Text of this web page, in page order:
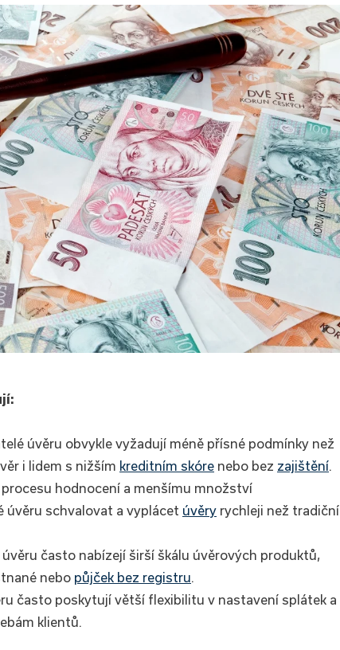
úvěru obvykle vyžadují méně přísné podmínky než
i lidem s nižším kreditním skóre nebo bez zajištění
hodnocení a menšímu množství
schvalovat a vyplácet úvěry rychleji než tradiční
často nabízejí širší škálu úvěrových produktů,
nebo půjček bez registru
často poskytují větší flexibilitu v nastavení splátek a
klientů.